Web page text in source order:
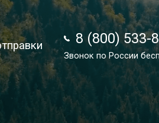
8 (800) 533-
Звонок по России
8 (800) 533-
Звонок по России